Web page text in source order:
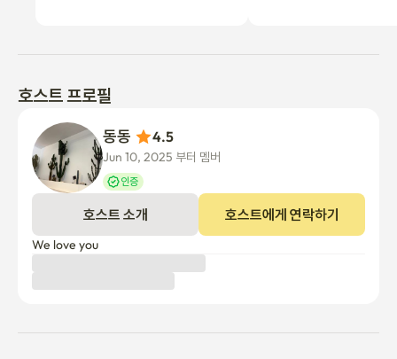
호스트 프로필
4.5
Jun 10, 2025 부터 멤버
인증
호스트 소개 호스트에게 연락하기
We love you